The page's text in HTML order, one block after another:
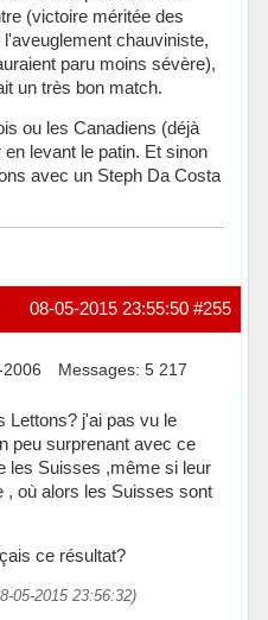
(victoire méritée des
chauviniste,
paru moins sévère),
un très bon match.
ou les Canadiens (déjà
levant le patin. Et sinon
avec un Steph Da Costa
#255
08-05-2015 23:55:50
Messages: 5 217
Lettons? j'ai pas vu le
peu surprenant avec ce
les Suisses ,même si leur
, où alors les Suisses sont
ce résultat?
05-2015 23:56:32)